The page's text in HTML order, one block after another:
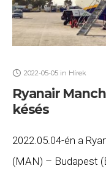
2022-05-05 in Hírek
Ryanair
késés
2022.05.04-én a
(MAN) – Budapest